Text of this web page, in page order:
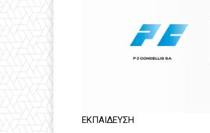
ΕΚΠΑΊΔΕΥΣΗ